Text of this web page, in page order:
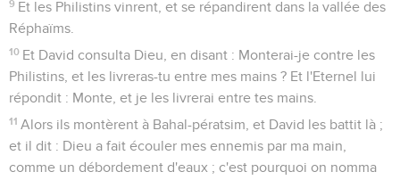
9 Et les Philistins vinrent, et se répandirent dans la vallée des
Réphaïms.
10 Et David consulta Dieu, en disant : Monterai-je contre les
Philistins, et les livreras-tu entre mes mains ? Et l'Eternel lui
répondit : Monte, et je les livrerai entre tes mains.
11 Alors ils montèrent à Bahal-pératsim, et David les battit là ;
et il dit : Dieu a fait écouler mes ennemis par ma main,
comme un débordement d'eaux ; c'est pourquoi on nomma